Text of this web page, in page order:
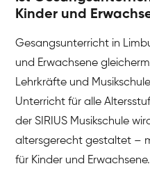
Kinder und
Gesangsunterricht in
und Erwachsene
Lehrkräfte und
Unterricht für alle
der SIRIUS Musikschule
altersgerecht gestaltet –
für Kinder und Erwachsene.